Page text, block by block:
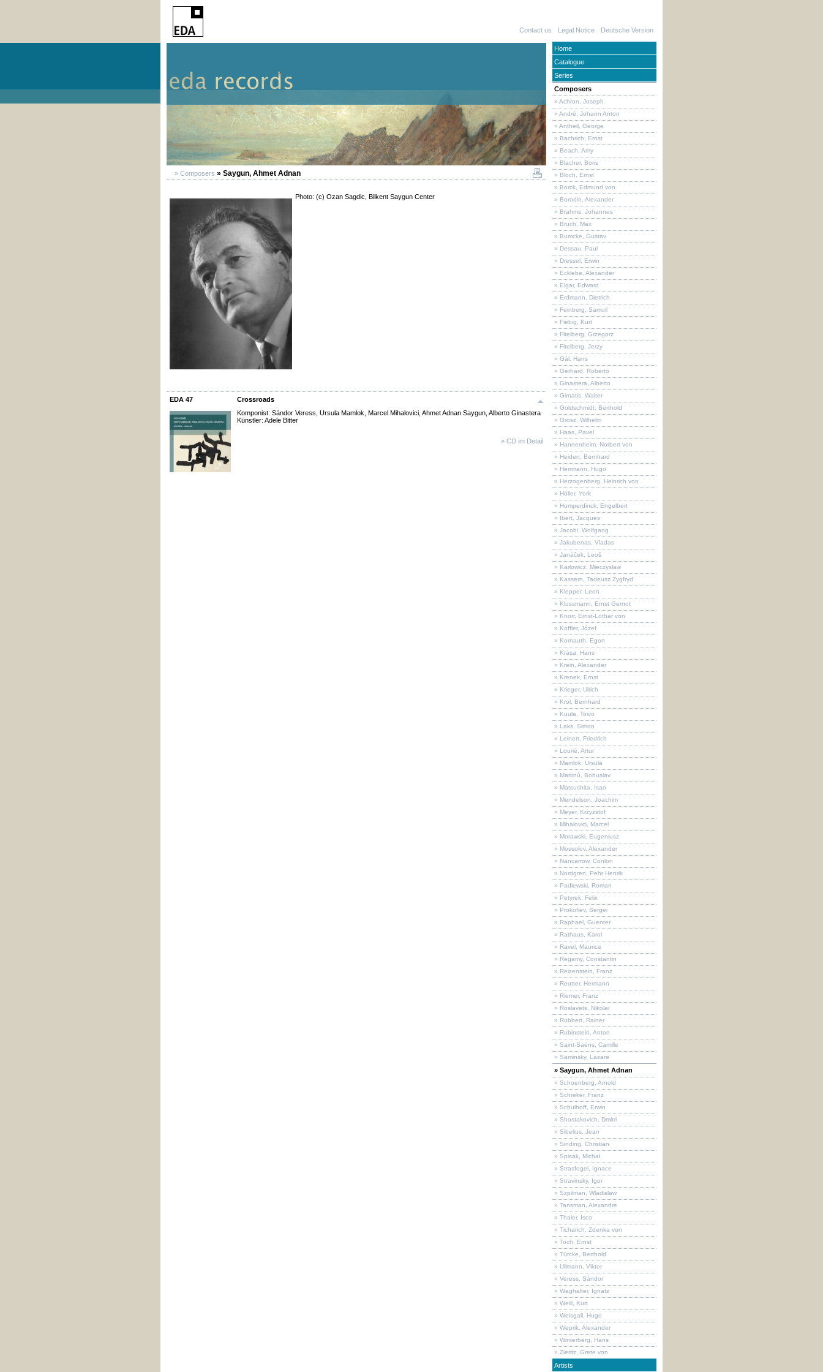
Deutsche Version
Legal Notice
Contact us
Home
Catalogue
Series
Composers
» Achron, Joseph
» André, Johann Anton
» Antheil, George
» Bachrich, Ernst
» Beach, Amy
» Blacher, Boris
» Bloch, Ernst
» Borck, Edmund von
» Borodin, Alexander
» Brahms, Johannes
» Bruch, Max
» Bumcke, Gustav
» Dessau, Paul
» Dressel, Erwin
» Ecklebe, Alexander
» Elgar, Edward
» Erdmann, Dietrich
» Feinberg, Samuil
» Fiebig, Kurt
» Fitelberg, Grzegorz
» Fitelberg, Jerzy
» Gál, Hans
» Gerhard, Roberto
» Ginastera, Alberto
» Girnatis, Walter
» Goldschmidt, Berthold
» Grosz, Wilhelm
» Haas, Pavel
» Hannenheim, Norbert von
» Heiden, Bernhard
» Herrmann, Hugo
» Herzogenberg, Heinrich von
» Höller, York
» Humperdinck, Engelbert
» Ibert, Jacques
» Jacobi, Wolfgang
» Jakubenas, Vladas
» Janáček, Leoš
» Karłowicz, Mieczysław
» Kassern, Tadeusz Zygfryd
» Klepper, Leon
» Klussmann, Ernst Gernot
» Knorr, Ernst-Lothar von
» Koffler, Józef
» Kornauth, Egon
» Krása, Hans
» Krein, Alexander
» Krenek, Ernst
» Krieger, Ulrich
» Krol, Bernhard
» Kuula, Toivo
» Laks, Simon
» Leinert, Friedrich
» Lourié, Artur
» Mamlok, Ursula
» Martinů, Bohuslav
» Matsushita, Isao
» Mendelson, Joachim
» Meyer, Krzyzstof
» Mihalovici, Marcel
» Morawski, Eugeniusz
» Mossolov, Alexander
» Nancarrow, Conlon
» Nordgren, Pehr Henrik
» Padlewski, Roman
» Petyrek, Felix
» Prokofiev, Sergei
» Raphael, Guenter
» Rathaus, Karol
» Ravel, Maurice
» Regamy, Constantin
» Reizenstein, Franz
» Reutter, Hermann
» Riemer, Franz
» Roslavets, Nikolai
» Rubbert, Rainer
» Rubinstein, Anton
» Saint-Saëns, Camille
» Saminsky, Lazare
» Saygun, Ahmet Adnan
» Schoenberg, Arnold
» Schreker, Franz
» Schulhoff, Erwin
» Shostakovich, Dmitri
» Sibelius, Jean
» Sinding, Christian
» Spisak, Michał
» Strasfogel, Ignace
» Stravinsky, Igor
» Szpilman, Wladislaw
» Tansman, Alexandre
» Thaler, Isco
» Ticharich, Zdenka von
» Toch, Ernst
» Türcke, Berthold
» Ullmann, Viktor
» Veress, Sándor
» Waghalter, Ignatz
» Weill, Kurt
» Weisgall, Hugo
» Weprik, Alexander
» Winterberg, Hans
» Zieritz, Grete von
Artists
» Composers » Saygun, Ahmet Adnan
Photo: (c) Ozan Sagdic, Bilkent Saygun Center
EDA 47
Crossroads
Komponist: Sándor Veress, Ursula Mamlok, Marcel Mihalovici, Ahmet Adnan Saygun, Alberto Ginastera
Künstler: Adele Bitter
» CD im Detail